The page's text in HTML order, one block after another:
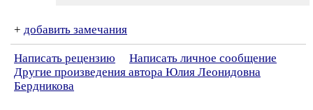
+ добавить замечания
Написать рецензию
Написать личное сообщение
Другие произведения автора Юлия Леонидовна
Бердникова